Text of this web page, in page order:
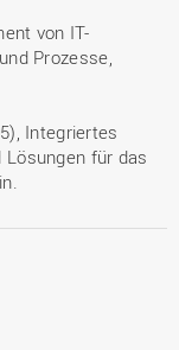
von IT-
Prozesse,
Integriertes
für das